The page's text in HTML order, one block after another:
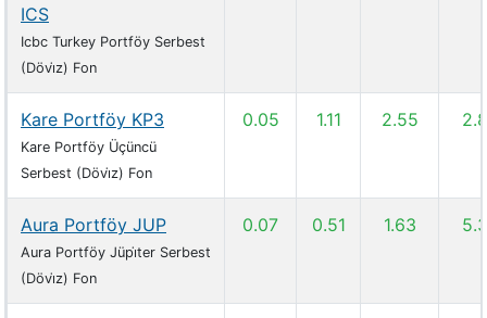
ICS
Icbc Turkey Portföy Serbest
(Dövi̇z) Fon
Kare Portföy KP3
Kare Portföy Üçüncü
Serbest (Dövi̇z) Fon
0.05 1.11 2.55
Aura Portföy JUP
Aura Portföy Jüpi̇ter Serbest
(Dövi̇z) Fon
0.07 0.51 1.63